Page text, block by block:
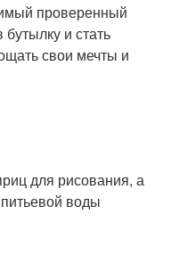
проверенный
бутылку и стать
свои мечты и
для рисования, а
воды